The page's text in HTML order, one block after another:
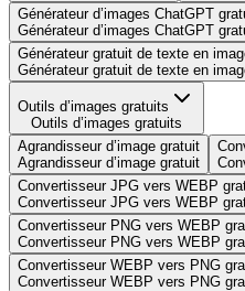
Générateur d’images ChatGPT
Générateur d’images ChatGPT
Générateur gratuit de texte en
Générateur gratuit de texte en
Outils d’images gratuits
Outils d’images gratuits
Agrandisseur d’image gratuit
Agrandisseur d’image gratuit
Convertisseur JPG vers WEBP
Convertisseur JPG vers WEBP
Convertisseur PNG vers WEBP
Convertisseur PNG vers WEBP
Convertisseur WEBP vers PNG
Convertisseur WEBP vers PNG